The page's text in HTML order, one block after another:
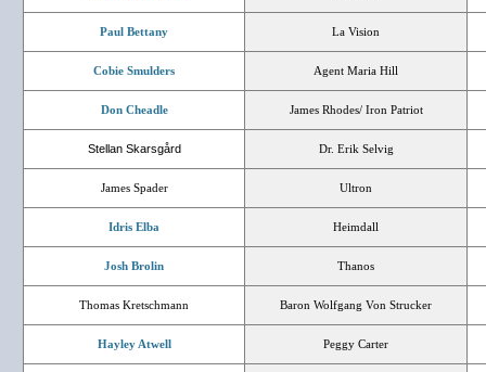
Paul Bettany La Vision
Cobie Smulders Agent Maria Hill
Don Cheadle James Rhodes/ Iron Patriot
Stellan Skarsgård Dr. Erik Selvig
James Spader Ultron
Idris Elba Heimdall
Josh Brolin Thanos
Thomas Kretschmann Baron Wolfgang Von Strucker
Hayley Atwell Peggy Carter